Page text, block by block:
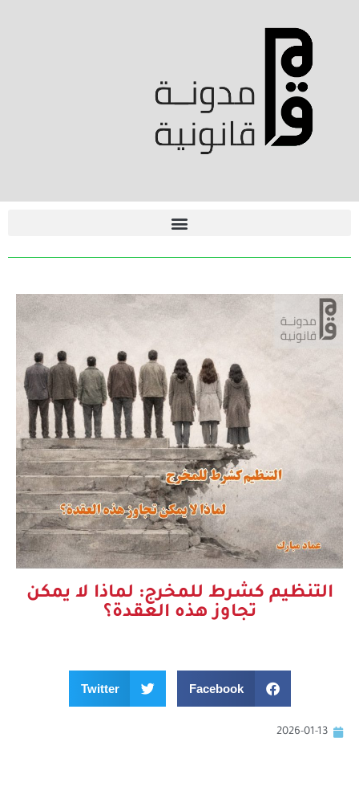
التنظيم كشرط للمخرج: لماذا لا يمكن
تجاوز هذه العقدة؟
Facebook
Twitter
2026-01-13